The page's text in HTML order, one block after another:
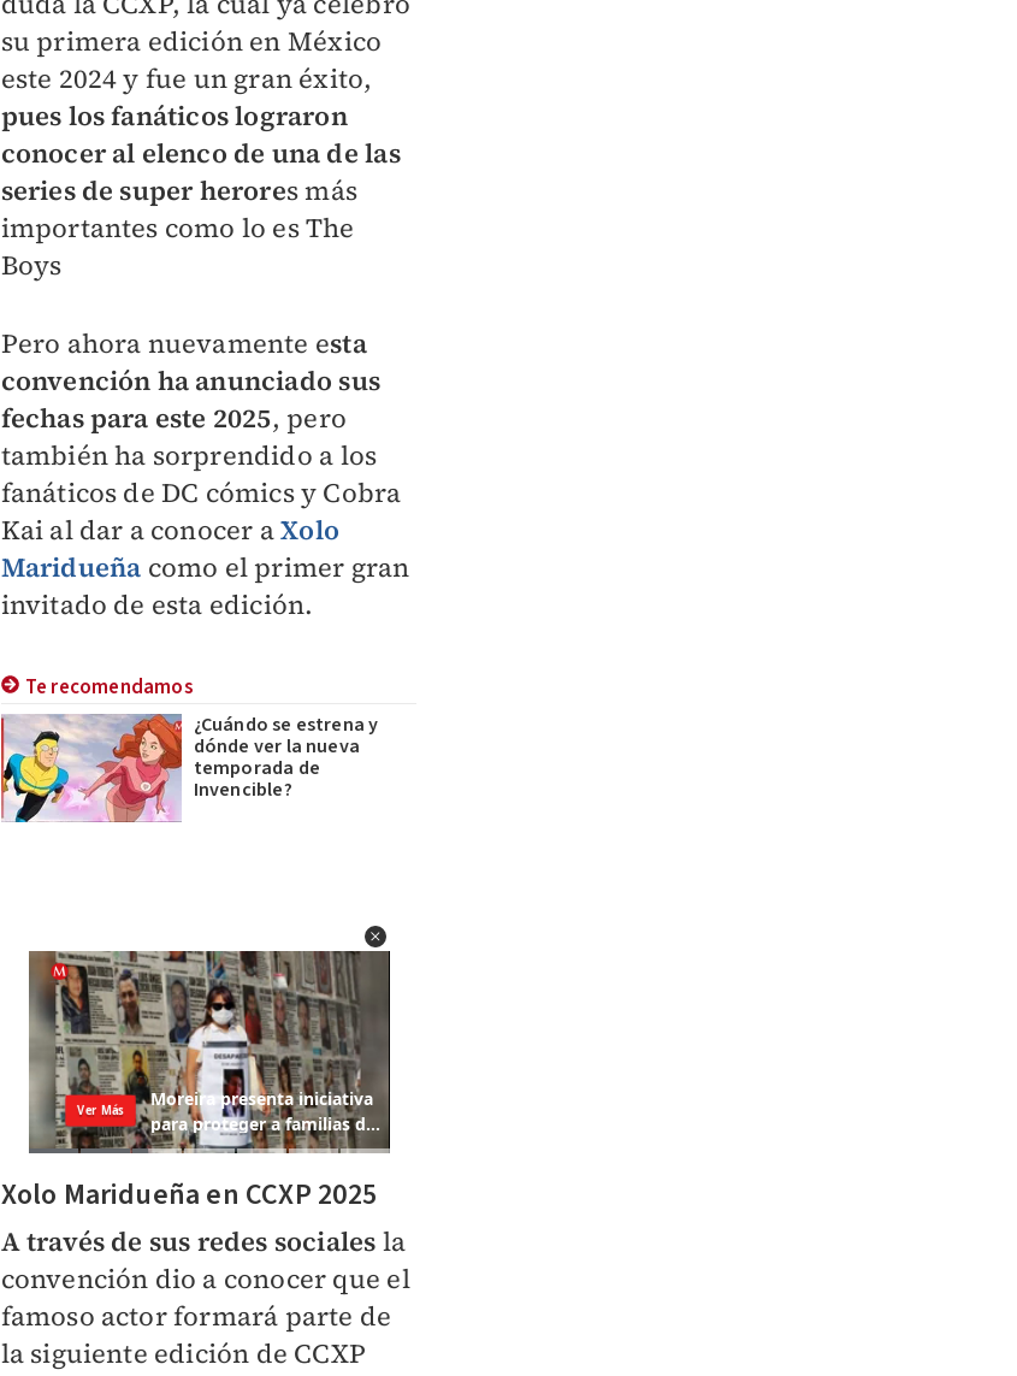
su primera edición en México
este 2024 y fue un gran éxito,
pues los fanáticos lograron
conocer al elenco de una de las
series de super herores más
importantes como lo es The
Boys
Pero ahora nuevamente esta
convención ha anunciado sus
fechas para este 2025, pero
también ha sorprendido a los
fanáticos de DC cómics y Cobra
Kai al dar a conocer aXolo
Maridueña como el primer gran
invitado de esta edición.
Te recomendamos
¿Cuándo se estrena y
dónde ver la nueva
temporada de
Invencible?
Xolo Maridueña en CCXP 2025
A través de sus redes sociales la
convención dio a conocer que el
famoso actor formará parte de
la siguiente edición de CCXP